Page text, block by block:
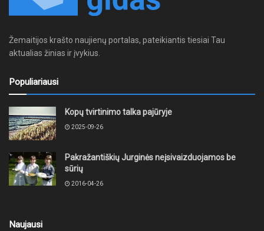
Žemaitijos krašto naujienų portalas, pateikiantis tiesiai Tau
aktualias žinias ir įvykius.
Populiariausi
Kopų tvirtinimo talka pajūryje
2025-09-26
Pakražantiškių Jurginės neįsivaizduojamos be
sūrių
2016-04-26
Naujausi